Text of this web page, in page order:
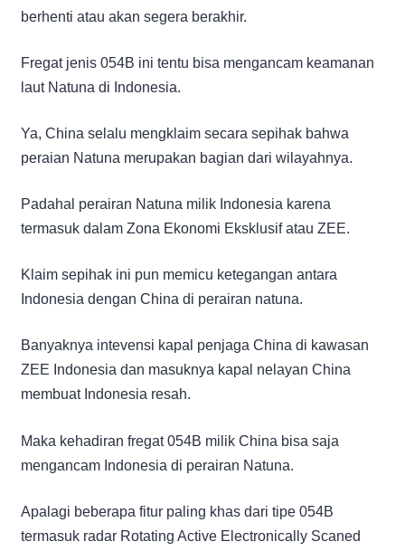
berhenti atau akan segera berakhir.
Fregat jenis 054B ini tentu bisa mengancam keamanan
laut Natuna di Indonesia.
Ya, China selalu mengklaim secara sepihak bahwa
peraian Natuna merupakan bagian dari wilayahnya.
Padahal perairan Natuna milik Indonesia karena
termasuk dalam Zona Ekonomi Eksklusif atau ZEE.
Klaim sepihak ini pun memicu ketegangan antara
Indonesia dengan China di perairan natuna.
Banyaknya intevensi kapal penjaga China di kawasan
ZEE Indonesia dan masuknya kapal nelayan China
membuat Indonesia resah.
Maka kehadiran fregat 054B milik China bisa saja
mengancam Indonesia di perairan Natuna.
Apalagi beberapa fitur paling khas dari tipe 054B
termasuk radar Rotating Active Electronically Scaned